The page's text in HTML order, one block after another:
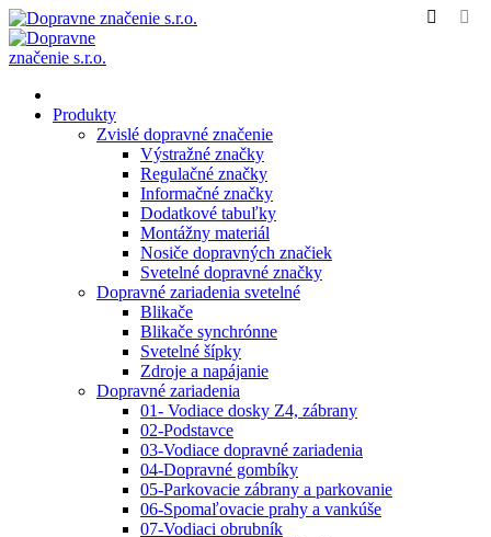
Produkty
Zvislé dopravné značenie
Výstražné značky
Regulačné značky
Informačné značky
Dodatkové tabuľky
Montážny materiál
Nosiče dopravných značiek
Svetelné dopravné značky
Dopravné zariadenia svetelné
Blikače
Blikače synchrónne
Svetelné šípky
Zdroje a napájanie
Dopravné zariadenia
01- Vodiace dosky Z4, zábrany
02-Podstavce
03-Vodiace dopravné zariadenia
04-Dopravné gombíky
05-Parkovacie zábrany a parkovanie
06-Spomaľovacie prahy a vankúše
07-Vodiaci obrubník